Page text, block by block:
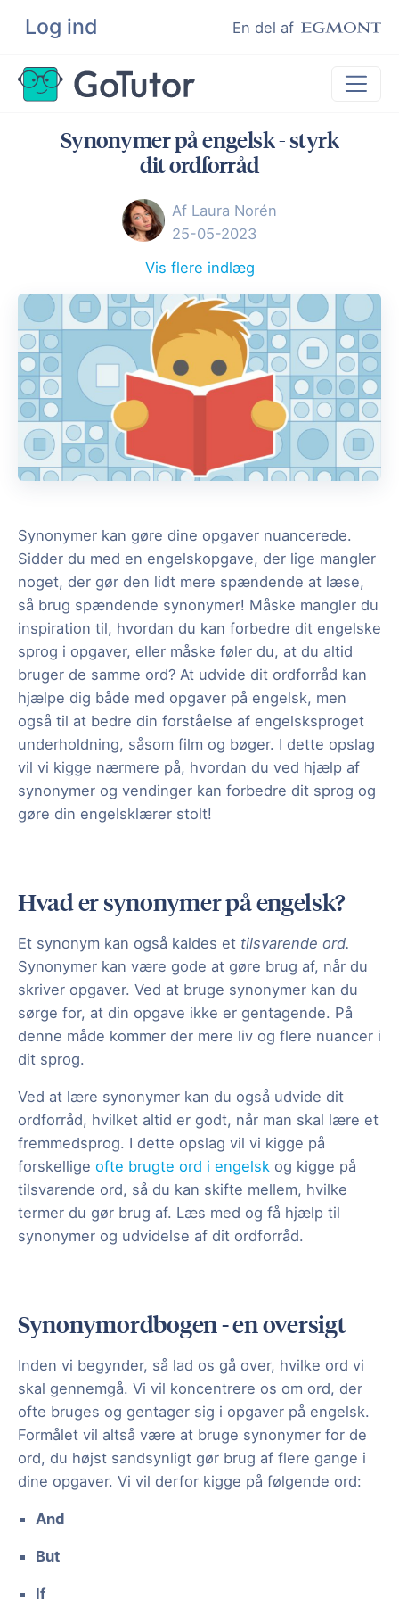
Log ind En del af
Søg
Lektiehjælp
Hjælp til ordblinde
Kundeudtalelser
Synonymer på engelsk - styrk
dit ordforråd
Af Laura Norén
25-05-2023
Vis flere indlæg
Synonymer kan gøre dine opgaver nuancerede.
Sidder du med en engelskopgave, der lige mangler
noget, der gør den lidt mere spændende at læse,
så brug spændende synonymer! Måske mangler du
inspiration til, hvordan du kan forbedre dit engelske
sprog i opgaver, eller måske føler du, at du altid
bruger de samme ord? At udvide dit ordforråd kan
hjælpe dig både med opgaver på engelsk, men
også til at bedre din forståelse af engelsksproget
underholdning, såsom film og bøger. I dette opslag
vil vi kigge nærmere på, hvordan du ved hjælp af
synonymer og vendinger kan forbedre dit sprog og
gøre din engelsklærer stolt!
Hvad er synonymer på engelsk?
Et synonym kan også kaldes et tilsvarende ord.
Synonymer kan være gode at gøre brug af, når du
skriver opgaver. Ved at bruge synonymer kan du
sørge for, at din opgave ikke er gentagende. På
denne måde kommer der mere liv og flere nuancer i
dit sprog.
Ved at lære synonymer kan du også udvide dit
ordforråd, hvilket altid er godt, når man skal lære et
fremmedsprog. I dette opslag vil vi kigge på
forskellige ofte brugte ord i engelsk og kigge på
tilsvarende ord, så du kan skifte mellem, hvilke
termer du gør brug af. Læs med og få hjælp til
synonymer og udvidelse af dit ordforråd.
Synonymordbogen - en oversigt
Inden vi begynder, så lad os gå over, hvilke ord vi
skal gennemgå. Vi vil koncentrere os om ord, der
ofte bruges og gentager sig i opgaver på engelsk.
Formålet vil altså være at bruge synonymer for de
ord, du højst sandsynligt gør brug af flere gange i
dine opgaver. Vi vil derfor kigge på følgende ord:
And
But
If